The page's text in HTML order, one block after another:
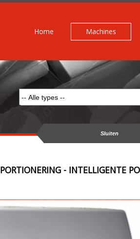
Home Machines
Sluiten
PORTIONERING - INTELLIGENTE